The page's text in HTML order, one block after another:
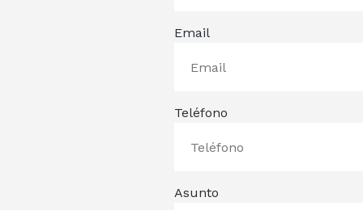
Email
Teléfono
Asunto